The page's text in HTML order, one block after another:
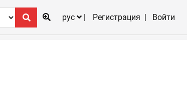
рус
Регистрация Войти